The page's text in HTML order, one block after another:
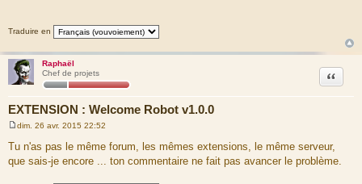
e
Traduire en
Raphaël
Chef de projets
EXTENSION : Welcome Robot v1.0.0
Citation
s
s
dim. 26 avr. 2015 22:52
Tu n'as pas le même forum, les mêmes extensions, le même serveur,
que sais-je encore ... ton commentaire ne fait pas avancer le problème.